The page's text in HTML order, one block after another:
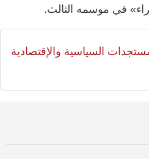
في موسمه الثالث.
السياسية والإقتصادية